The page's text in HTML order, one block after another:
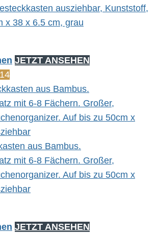
ausziehbar, Kunststoff,
x 38 x 6.5 cm, grau
JETZT ANSEHEN
aus Bambus.
mit 6-8 Fächern. Großer,
Auf bis zu 50cm x
JETZT ANSEHEN